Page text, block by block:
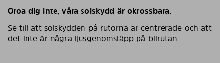
Oroa dig inte, våra solskydd är okrossbara.
Se till att solskydden på rutorna är centrerade och att
det inte är några ljusgenomsläpp på bilrutan.